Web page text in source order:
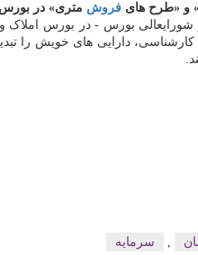
و «طرح های فروش متری» در
بورس - در بورس املاک
دارایی های خویش را
سرمایه